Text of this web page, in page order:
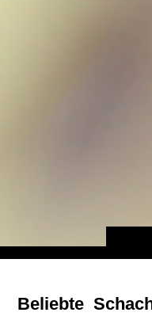
Beliebte